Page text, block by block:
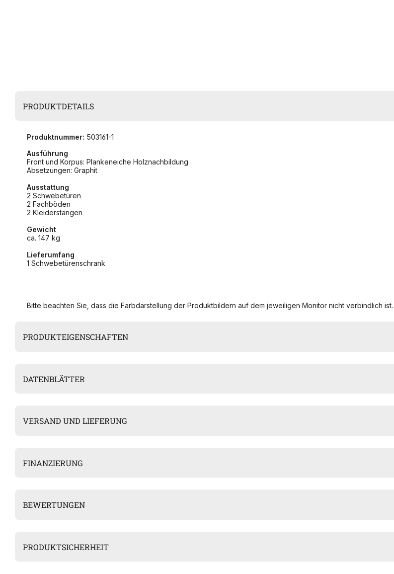
PRODUKTDETAILS
Produktnummer: 503161-1
Ausführung
Front und Korpus: Plankeneiche Holznachbildung
Absetzungen: Graphit
Ausstattung
2 Schwebetüren
2 Fachböden
2 Kleiderstangen
Gewicht
ca. 147 kg
Lieferumfang
1 Schwebetürenschrank
Bitte beachten Sie, dass die Farbdarstellung der Produktbildern auf dem jeweiligen Monitor nicht verbindlich ist.
PRODUKTEIGENSCHAFTEN
DATENBLÄTTER
VERSAND UND LIEFERUNG
FINANZIERUNG
BEWERTUNGEN
PRODUKTSICHERHEIT